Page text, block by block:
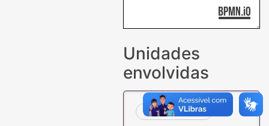
Unidades
envolvidas
Demandante